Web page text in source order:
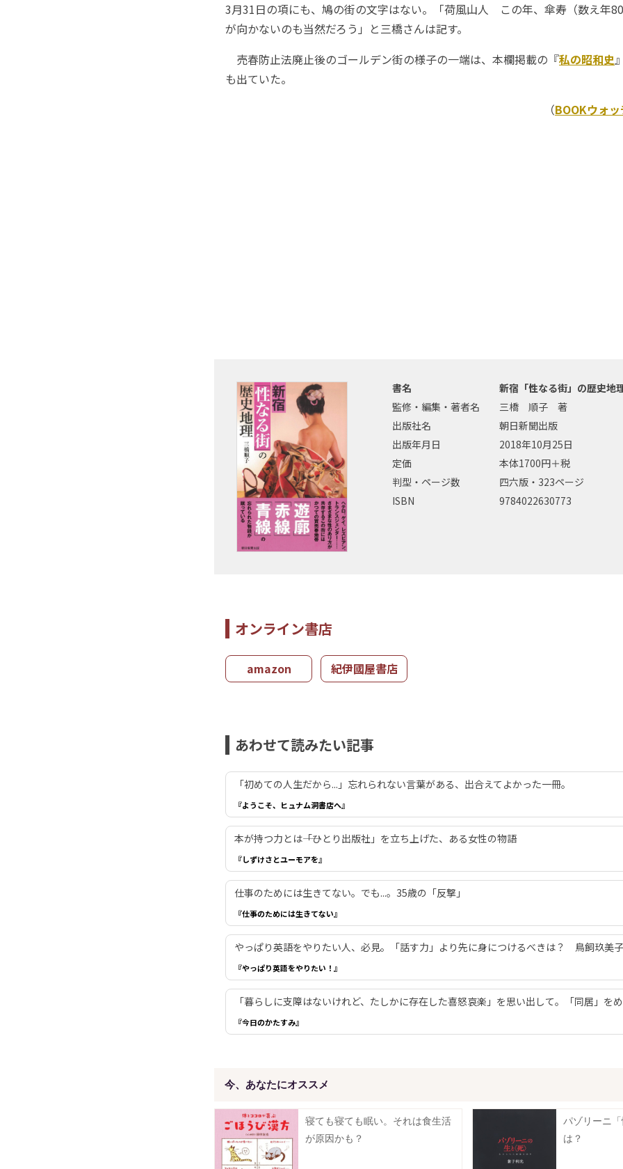
3月31日の項にも、鳩の街の文字はない。「荷風山人 この年、傘寿（数え年
が向かないのも当然だろう」と三橋さんは記す。
売春防止法廃止後のゴールデン街の様子の一端は、本欄掲載の『私の昭和史
も出ていた。
（BOOKウォ
書名
新宿「性なる街」の歴史地
監修・編集・著者名
三橋 順子 著
出版社名
朝日新聞出版
出版年月日
2018年10月25日
定価
本体1700円＋税
判型・ページ数
四六版・323ページ
ISBN
9784022630773
オンライン書店
amazon 紀伊國屋書店
あわせて読みたい記事
「初めての人生だから...」忘れられない言葉がある、出合えてよかった一冊。
『ようこそ、ヒュナム洞書店へ』
本が持つ力とは――「ひとり出版社」を立ち上げた、ある女性の物語
『しずけさとユーモアを』
仕事のためには生きてない。でも...。35歳の「反撃」
『仕事のためには生きてない』
やっぱり英語をやりたい人、必見。「話す力」より先に身につけるべきは？ 鳥飼玖美
『やっぱり英語をやりたい！』
「暮らしに支障はないけれど、たしかに存在した喜怒哀楽」を思い出して。「同居」を
『今日のかたすみ』
今、あなたにオススメ
寝ても寝ても眠い。それは食生活
が原因かも？
パゾリーニ
は？